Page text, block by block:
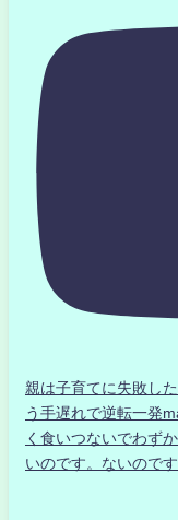
親は子育てに失敗し
う手遅れで逆転一発
く食いつないでわず
いのです。ないのです